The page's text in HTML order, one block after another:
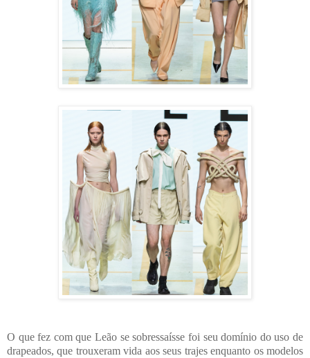
O que fez com que Leão se sobressaísse foi seu domínio do uso de
drapeados, que trouxeram vida aos seus trajes enquanto os modelos